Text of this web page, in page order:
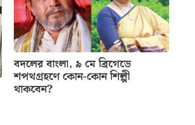
বদলের বাংলা, ৯ মে ব্রিগেডে
শপথগ্রহণে কোন-কোন শিল্পী
থাকবেন?